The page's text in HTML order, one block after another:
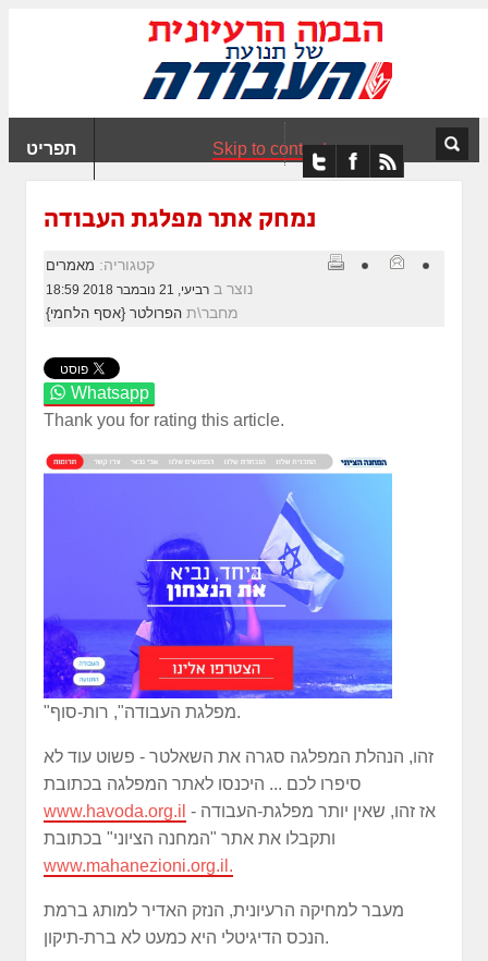
תפריט Skip to content
נמחק אתר מפלגת העבודה
קטגוריה: מאמרים
נוצר ב רביעי, 21 נובמבר 2018 18:59
מחבר\ת הפרולטר {אסף הלחמי}
Whatsapp
Thank you for rating this article.
"מפלגת העבודה", רות-סוף.
זהו, הנהלת המפלגה סגרה את השאלטר - פשוט עוד לא
סיפרו לכם ... היכנסו לאתר המפלגה בכתובת
www.havoda.org.il - אז זהו, שאין יותר מפלגת-העבודה
ותקבלו את אתר "המחנה הציוני" בכתובת
www.mahanezioni.org.il.
מעבר למחיקה הרעיונית, הנזק האדיר למותג ברמת
הנכס הדיגיטלי היא כמעט לא ברת-תיקון.